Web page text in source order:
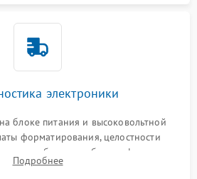
электроники
блоке питания и высоковольтной
форматирования, целостности
и работоспособности флажков и
прохождения бумаги).
Подробнее